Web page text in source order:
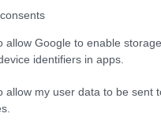
allow Google to enable
identifiers in apps.
allow my user data to be sent
con il
– ci sono
ad esempio,
possono essere
della Polizia
se i binari sono